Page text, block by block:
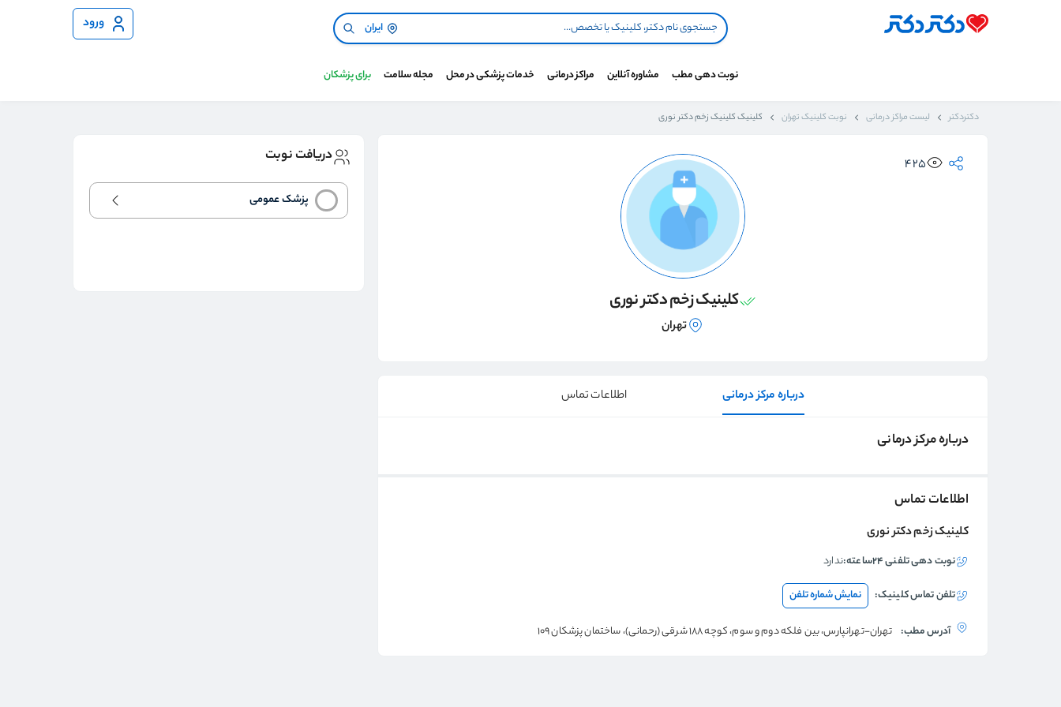
ایران ورود
نوبت دهی مطب مشاوره آنلاین مراکز درمانی خدمات پزشکی در محل مجله سلامت برای پزشکان
دکتردکتر لیست مراکز درمانی نوبت کلینیک تهران کلینیک کلینیک زخم دکتر نوری
425
کلینیک زخم دکتر نوری
تهران
درباره مرکز درمانی اطلاعات تماس
درباره مرکز درمانی
اطلاعات تماس
کلینیک زخم دکتر نوری
نوبت دهی تلفنی ۲۴ساعته: ندارد
تلفن تماسکلینیک: نمایش شماره تلفن
آدرس مطب: تهران-تهرانپارس، بین فلکه دوم و سوم، کوچه 188 شرقی (رحمانی)، ساختمان پزشکان 109
دریافت نوبت
پزشک عمومی